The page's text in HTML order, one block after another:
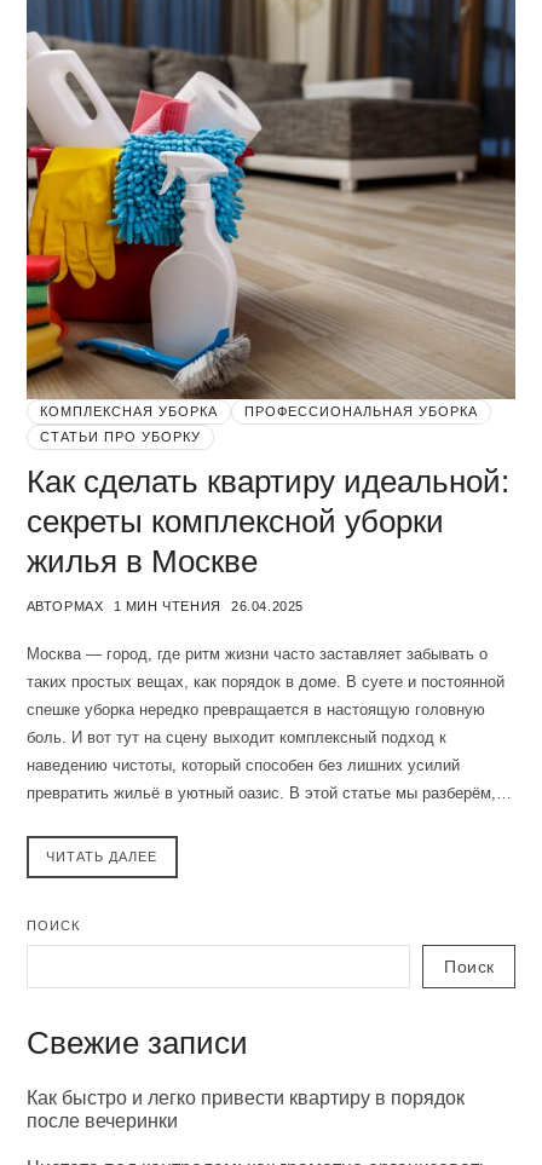
КОМПЛЕКСНАЯ УБОРКА
ПРОФЕССИОНАЛЬНАЯ УБОРКА
СТАТЬИ ПРО УБОРКУ
Как сделать квартиру идеальной:
секреты комплексной уборки
жилья в Москве
АВТОРMAX 1 МИН ЧТЕНИЯ 26.04.2025
Москва — город, где ритм жизни часто заставляет забывать о
таких простых вещах, как порядок в доме. В суете и постоянной
спешке уборка нередко превращается в настоящую головную
боль. И вот тут на сцену выходит комплексный подход к
наведению чистоты, который способен без лишних усилий
превратить жильё в уютный оазис. В этой статье мы разберём,…
ЧИТАТЬ ДАЛЕЕ
ПОИСК
Поиск
Свежие записи
Как быстро и легко привести квартиру в порядок
после вечеринки